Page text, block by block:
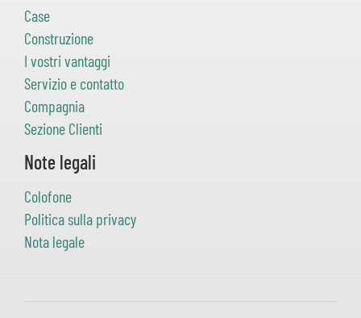
Case
Construzione
I vostri vantaggi
Servizio e contatto
Compagnia
Sezione Clienti
Note legali
Colofone
Politica sulla privacy
Nota legale